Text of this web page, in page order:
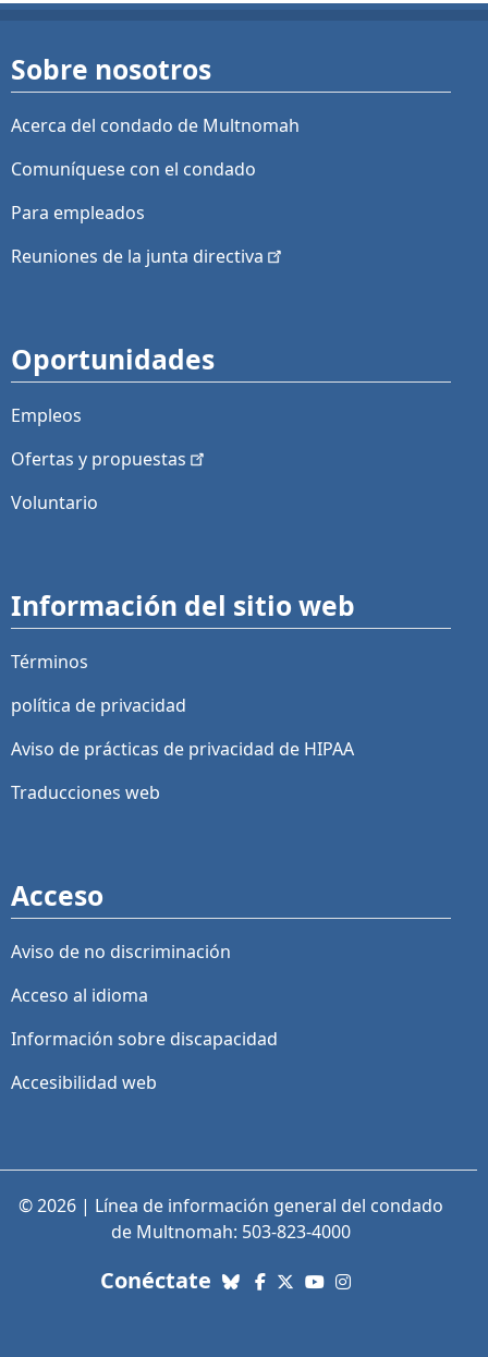
Sobre nosotros
Acerca del condado de Multnomah
Comuníquese con el condado
Para empleados
Reuniones de la junta directiva
Oportunidades
Empleos
Ofertas y propuestas
Voluntario
Información del sitio web
Términos
política de privacidad
Aviso de prácticas de privacidad de HIPAA
Traducciones web
Acceso
Aviso de no discriminación
Acceso al idioma
Información sobre discapacidad
Accesibilidad web
© 2026 | Línea de información general del condado
de Multnomah: 503-823-4000
Conéctate con nosotros. Enlaces a
Bluesky
Facebook
X (Twitter)
YouTube
Instagram